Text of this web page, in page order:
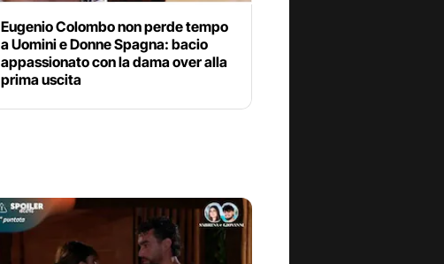
Eugenio Colombo non perde tempo
a Uomini e Donne Spagna: bacio
appassionato con la dama over alla
prima uscita